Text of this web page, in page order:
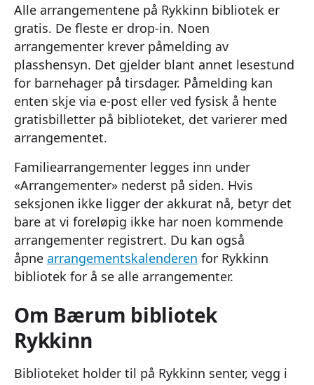
Alle arrangementene på Rykkinn bibliotek er
gratis. De fleste er drop-in. Noen
arrangementer krever påmelding av
plasshensyn. Det gjelder blant annet lesestund
for barnehager på tirsdager. Påmelding kan
enten skje via e-post eller ved fysisk å hente
gratisbilletter på biblioteket, det varierer med
arrangementet.
Familiearrangementer legges inn under
«Arrangementer» nederst på siden. Hvis
seksjonen ikke ligger der akkurat nå, betyr det
bare at vi foreløpig ikke har noen kommende
arrangementer registrert. Du kan også
åpne arrangementskalenderen for Rykkinn
bibliotek for å se alle arrangementer.
Om Bærum bibliotek
Rykkinn
Biblioteket holder til på Rykkinn senter, vegg i